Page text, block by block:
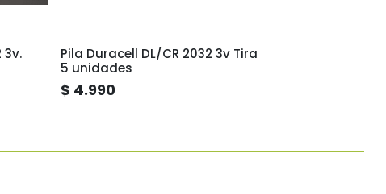
3v.
Pila Duracell DL/CR 2032 3v Tira
5 unidades
$ 4.990